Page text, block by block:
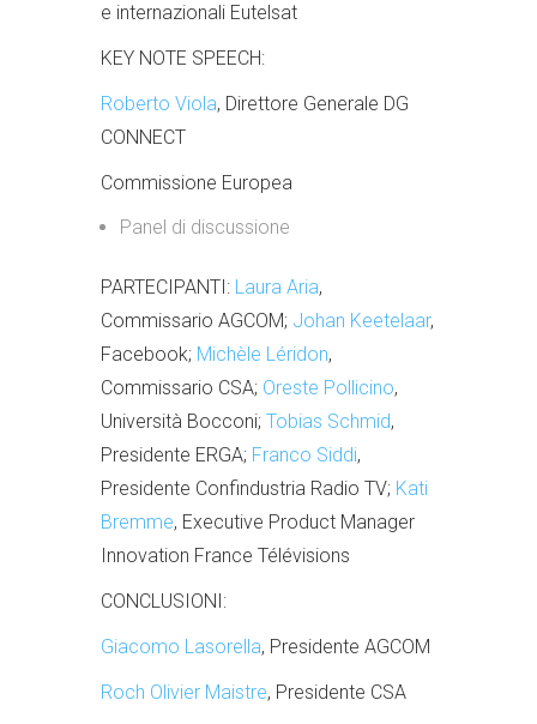
e internazionali Eutelsat
KEY NOTE SPEECH:
Roberto Viola, Direttore Generale DG
CONNECT
Commissione Europea
Panel di discussione
PARTECIPANTI: Laura Aria,
Commissario AGCOM; Johan Keetelaar,
Facebook; Michèle Léridon,
Commissario CSA; Oreste Pollicino,
Università Bocconi; Tobias Schmid,
Presidente ERGA; Franco Siddi,
Presidente Confindustria Radio TV; Kati
Bremme, Executive Product Manager
Innovation France Télévisions
CONCLUSIONI:
Giacomo Lasorella, Presidente AGCOM
Roch Olivier Maistre, Presidente CSA